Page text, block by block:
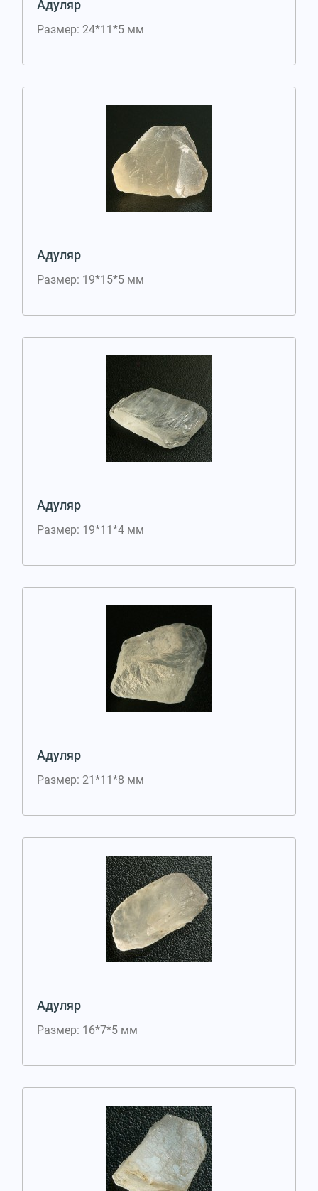
Адуляр
Размер: 24*11*5 мм
Адуляр
Размер: 19*15*5 мм
Адуляр
Размер: 19*11*4 мм
Адуляр
Размер: 21*11*8 мм
Адуляр
Размер: 16*7*5 мм